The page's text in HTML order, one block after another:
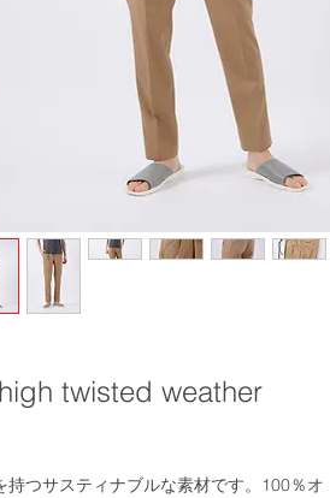
twisted weather
つサスティナブルな素材です。100％オ